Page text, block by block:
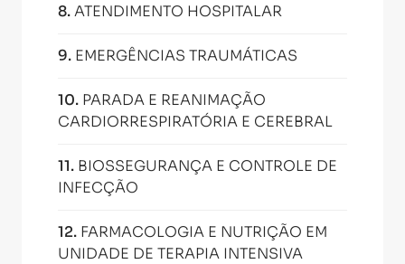
8.ATENDIMENTO HOSPITALAR
9. EMERGÊNCIAS TRAUMÁTICAS
10. PARADA E REANIMAÇÃO
CARDIORRESPIRATÓRIA E CEREBRAL
11. BIOSSEGURANÇA E CONTROLE DE
INFECÇÃO
12. FARMACOLOGIA E NUTRIÇÃO EM
UNIDADE DE TERAPIA INTENSIVA